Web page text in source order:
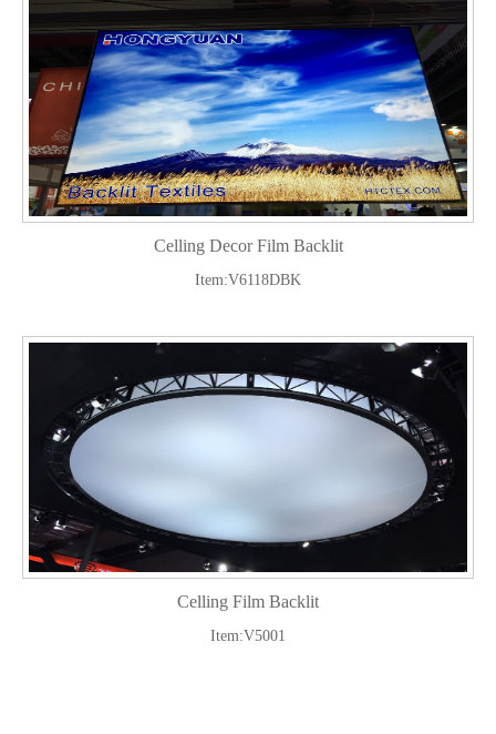
Celling Decor Film Backlit
Item:V6118DBK
Celling Film Backlit
Item:V5001